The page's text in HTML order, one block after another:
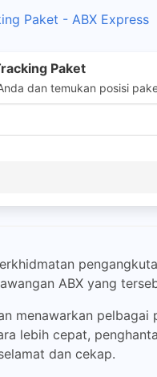
Paket - ABX Express
Paket
dan temukan posisi
ABX yang
menawarkan
lebih cepat,
dan cekap.